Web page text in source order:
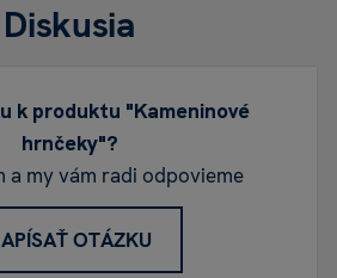
Diskusia
k produktu "Kameninové
hrnčeky"?
a my vám radi odpovieme
OTÁZKU